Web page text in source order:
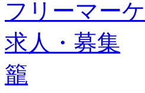
フリーマー
求人・募集
籠